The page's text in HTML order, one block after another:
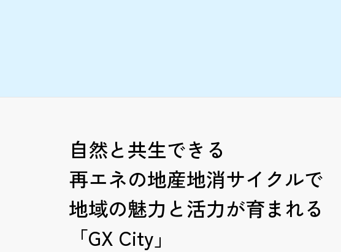
自然と共生できる
再エネの地産地消サイクルで
地域の魅力 と活力が育まれる
「GX City」